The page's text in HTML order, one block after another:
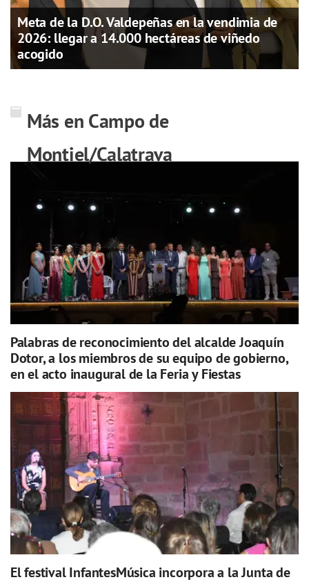
Meta de la D.O. Valdepeñas en la vendimia de
2026: llegar a 14.000 hectáreas de viñedo
acogido
Más en Campo de
Montiel/Calatrava
Palabras de reconocimiento del alcalde Joaquín
Dotor, a los miembros de su equipo de gobierno,
en el acto inaugural de la Feria y Fiestas
El festival InfantesMúsica incorpora a la Junta de